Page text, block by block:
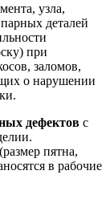
узла,
деталей
при
заломов,
о нарушении
.
дефектов с
пятна,
в рабочие